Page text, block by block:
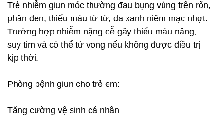
Trẻ nhiễm giun móc thường đau bụng vùng trên rốn,
phân đen, thiếu máu từ từ, da xanh niêm mạc nhợt.
Trường hợp nhiễm nặng dễ gây thiếu máu nặng,
suy tim và có thể tử vong nếu không được điều trị
kịp thời.
Phòng bệnh giun cho trẻ em:
Tăng cường vệ sinh cá nhân